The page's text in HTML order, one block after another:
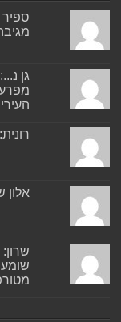
ספיר
גן
אלון